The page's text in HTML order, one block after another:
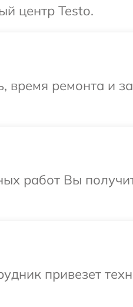
центр Testo.
время ремонта и
работ Вы
привезет